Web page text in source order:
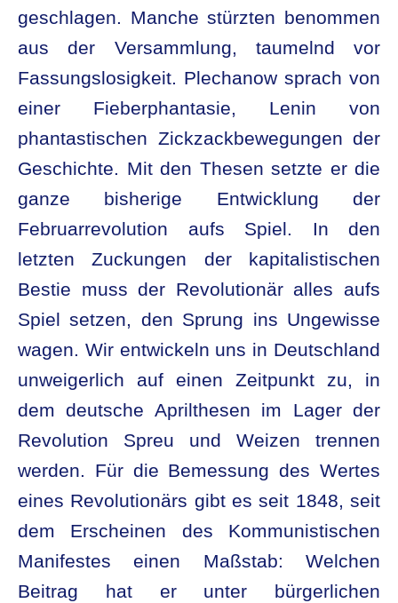
geschlagen. Manche stürzten benommen
aus der Versammlung, taumelnd vor
Fassungslosigkeit. Plechanow sprach von
einer Fieberphantasie, Lenin von
phantastischen Zickzackbewegungen der
Geschichte. Mit den Thesen setzte er die
ganze bisherige Entwicklung der
Februarrevolution aufs Spiel. In den
letzten Zuckungen der kapitalistischen
Bestie muss der Revolutionär alles aufs
Spiel setzen, den Sprung ins Ungewisse
wagen. Wir entwickeln uns in Deutschland
unweigerlich auf einen Zeitpunkt zu, in
dem deutsche Aprilthesen im Lager der
Revolution Spreu und Weizen trennen
werden. Für die Bemessung des Wertes
eines Revolutionärs gibt es seit 1848, seit
dem Erscheinen des Kommunistischen
Manifestes einen Maßstab: Welchen
Beitrag hat er unter bürgerlichen